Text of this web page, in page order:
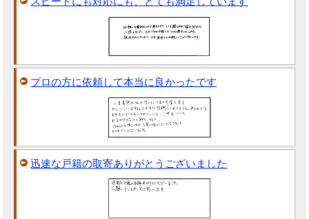
プロの方に依頼して本当に良かったです
迅速な戸籍の取寄ありがとうございました